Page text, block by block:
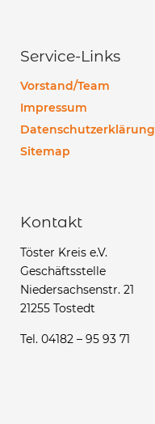
Service-Links
Vorstand/Team
Impressum
Datenschutzerklärung
Sitemap
Kontakt
Töster Kreis e.V.
Geschäftsstelle
Niedersachsenstr. 21
21255 Tostedt
Tel. 04182 – 95 93 71